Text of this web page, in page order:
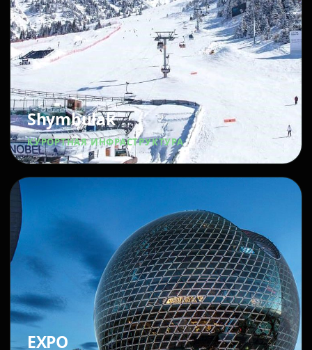
Shymbulak
КУРОРТНАЯ ИНФРАСТРУКТУРА
EXPO